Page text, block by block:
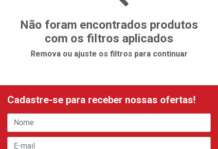
Não foram encontrados produtos
com os filtros aplicados
Remova ou ajuste os filtros para continuar
Cadastre-se para receber nossas ofertas!